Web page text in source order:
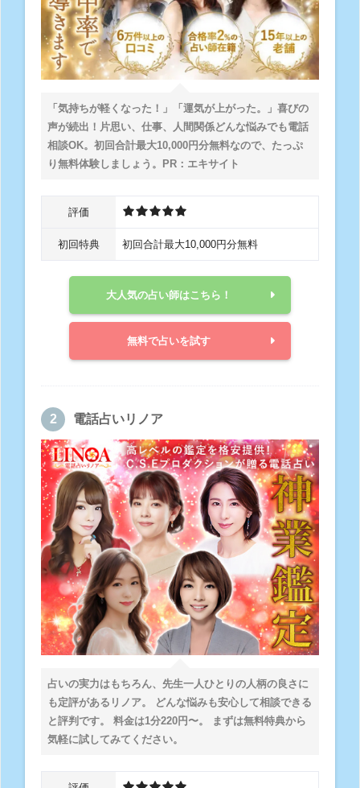
「気持ちが軽くなった！」「運気が上がった。」喜びの
声が続出！片思い、仕事、人間関係どんな悩みでも電話
相談OK。 初回合計最大10,000円分無料なので、たっぷ
り無料体験しましょう。PR：エキサイト
評価
初回特典 初回合計最大10,000円分無料
大人気の占い師はこちら！
無料で占いを試す
電話占いリノア
占いの実力はもちろん、先生一人ひとりの人柄の良さに
も定評があるリノア。 どんな悩みも安心して相談できる
と評判です。 料金は1分220円〜。 まずは無料特典から
気軽に試してみてください。